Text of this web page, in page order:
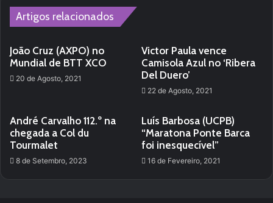
Artigos relacionados
João Cruz (AXPO) no
Mundial de BTT XCO
20 de Agosto, 2021
Victor Paula vence
Camisola Azul no ‘Ribera
Del Duero’
22 de Agosto, 2021
André Carvalho 112.º na
chegada a Col du
Tourmalet
8 de Setembro, 2023
Luís Barbosa (UCPB)
“Maratona Ponte Barca
foi inesquecível”
16 de Fevereiro, 2021